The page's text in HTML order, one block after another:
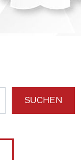
SUCHEN